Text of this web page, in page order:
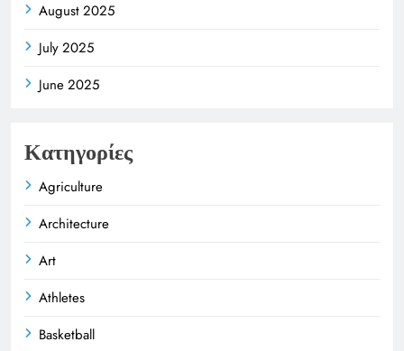
August 2025
July 2025
June 2025
Κατηγορίες
Agriculture
Architecture
Art
Athletes
Basketball